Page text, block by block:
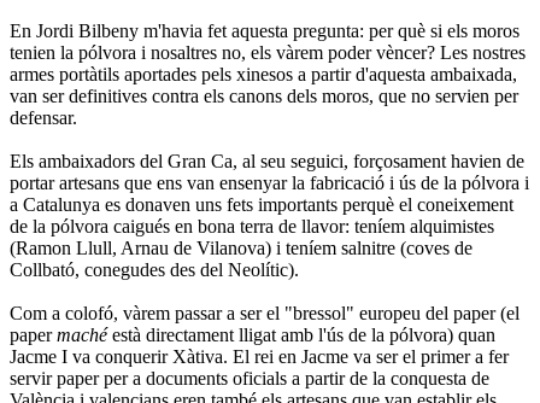
En Jordi Bilbeny m'havia fet aquesta pregunta: per què si els moros
tenien la pólvora i nosaltres no, els vàrem poder vèncer? Les nostres
armes portàtils aportades pels xinesos a partir d'aquesta ambaixada,
van ser definitives contra els canons dels moros, que no servien per
defensar.
Els ambaixadors del Gran Ca, al seu seguici, forçosament havien de
portar artesans que ens van ensenyar la fabricació i ús de la pólvora i
a Catalunya es donaven uns fets importants perquè el coneixement
de la pólvora caigués en bona terra de llavor: teníem alquimistes
(Ramon Llull, Arnau de Vilanova) i teníem salnitre (coves de
Collbató, conegudes des del Neolític).
Com a colofó, vàrem passar a ser el "bressol" europeu del paper (el
papermachéestà directament lligat amb l'ús de la pólvora) quan
Jacme I va conquerir Xàtiva. El rei en Jacme va ser el primer a fer
servir paper per a documents oficials a partir de la conquesta de